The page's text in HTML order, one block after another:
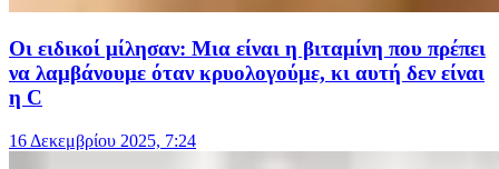
Οι ειδικοί μίλησαν: Μια είναι η βιταμίνη που πρέπει
να λαμβάνουμε όταν κρυολογούμε, κι αυτή δεν είναι
η C
16 Δεκεμβρίου 2025, 7:24